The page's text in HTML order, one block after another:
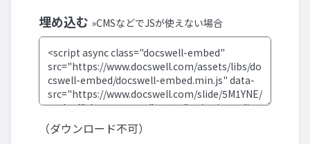
埋め込む »CMSなどでJSが使えない場合
（ダウンロード不可）